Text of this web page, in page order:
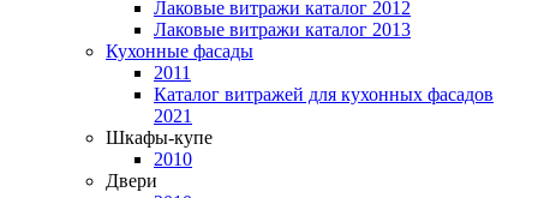
Лаковые витражи каталог 2012
Лаковые витражи каталог 2013
Кухонные фасады
2011
Каталог витражей для кухонных фасадов
2021
Шкафы-купе
2010
Двери